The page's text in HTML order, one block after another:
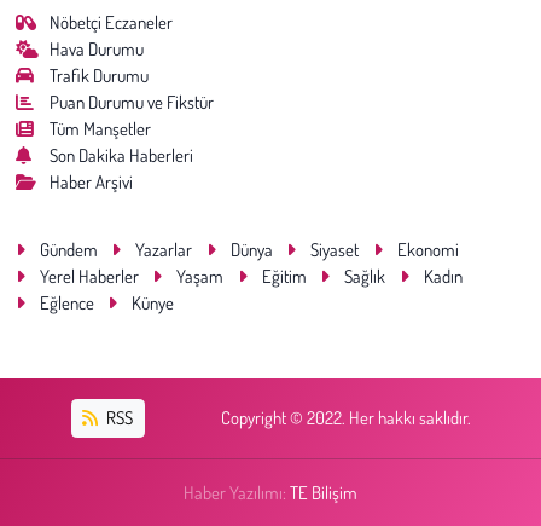
Nöbetçi Eczaneler
Hava Durumu
Trafik Durumu
Puan Durumu ve Fikstür
Tüm Manşetler
Son Dakika Haberleri
Haber Arşivi
Gündem Yazarlar Dünya Siyaset
Ekonomi
Yerel Haberler
Yaşam Eğitim Sağlık
Kadın
Eğlence
Künye
RSS Copyright © 2022. Her hakkı saklıdır.
Haber Yazılımı: TE Bilişim
Eğlence